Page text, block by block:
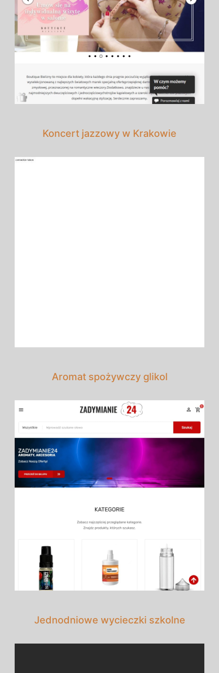
Koncert jazzowy w Krakowie
Aromat spożywczy glikol
Jednodniowe wycieczki szkolne